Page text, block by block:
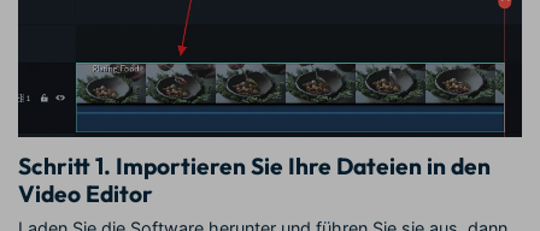
Schritt 1. Importieren Sie Ihre Dateien in den
Video Editor